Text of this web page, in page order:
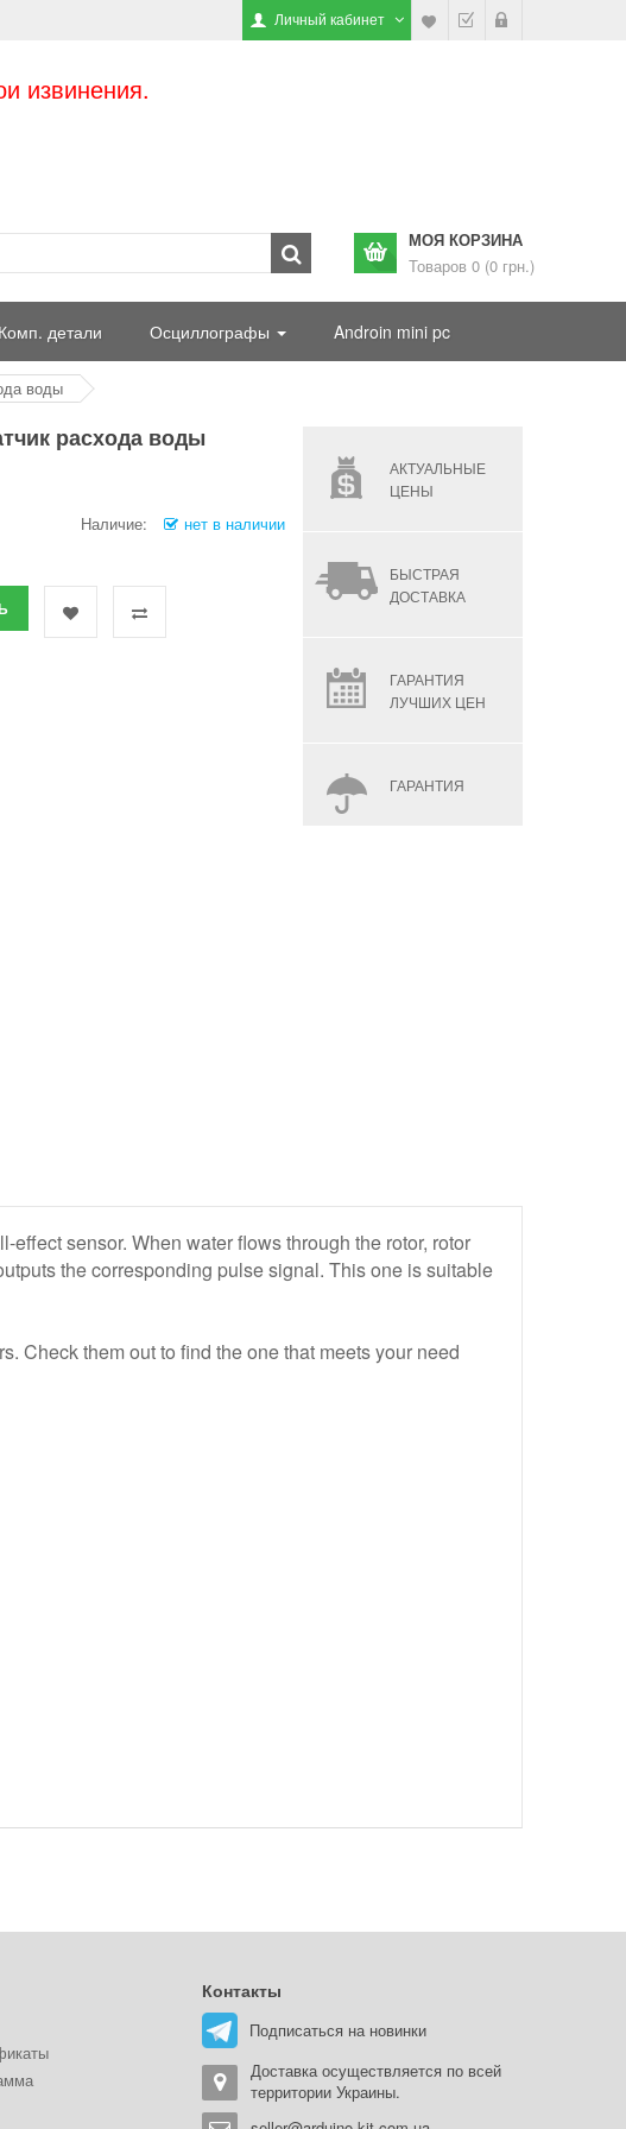
Личный кабинет
извинения.
МОЯ КОРЗИНА
Товаров 0 (0 грн.)
Комп. детали Осциллографы Androin mini pc
воды
расхода воды
Наличие: нет в наличии
АКТУАЛЬНЫЕ
ЦЕНЫ
БЫСТРАЯ
ДОСТАВКА
ГАРАНТИЯ
ЛУЧШИХ ЦЕН
ГАРАНТИЯ
sensor. When water flows through the rotor, rotor
the corresponding pulse signal. This one is suitable
Check them out to find the one that meets your need
Контакты
Подписаться на новинки
Доставка осуществляется по всей
территории Украины.